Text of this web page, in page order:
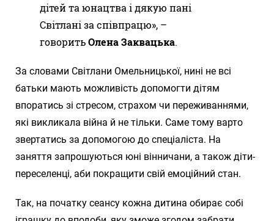
дітей та юнацтва і дякую пані
Світлані за співпрацю», –
говоритьОлена Заквацька.
За словами Світлани Омельницької, нині не всі
батьки мають можливість допомогти дітям
впоратись зі стресом, страхом чи переживаннями,
які викликала війна й не тільки. Саме тому варто
звертатись за допомогою до спеціаліста. На
заняття запрошуються юні вінничани, а також діти-
переселенці, аби покращити свій емоційний стан.
Так, на початку сеансу кожна дитина обирає собі